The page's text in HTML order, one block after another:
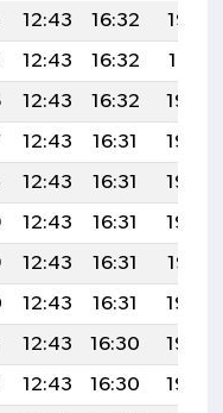
12:43 16:32
19:52
12:43 16:32
19:51
12:43 16:32
19:50
12:43 16:31
19:49
12:43 16:31
19:48
12:43 16:31
19:48
12:43 16:31
19:47
12:43 16:31
19:46
12:43 16:30
19:45
12:43 16:30
19:44